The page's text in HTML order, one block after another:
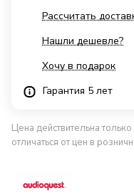
Рассчитать
Нашли дешевле?
Хочу в подарок
Гарантия 5 лет
Цена действительна
отличаться от цен в